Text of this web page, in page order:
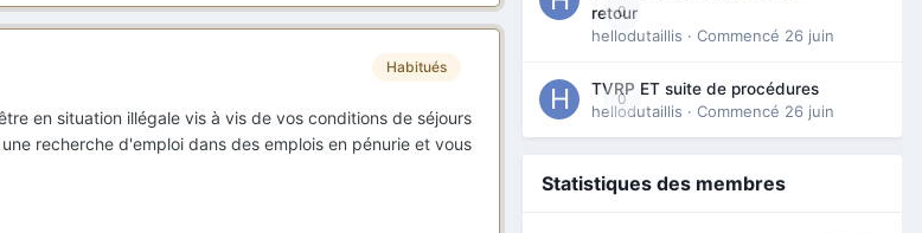
Habitués
en situation illégale vis à vis de vos conditions de séjours
recherche d'emploi dans des emplois en pénurie et vous
0
retour
hellodutaillis · Commencé 26 juin
0
TVRP ET suite de procédures
hellodutaillis · Commencé 26 juin
Statistiques des membres